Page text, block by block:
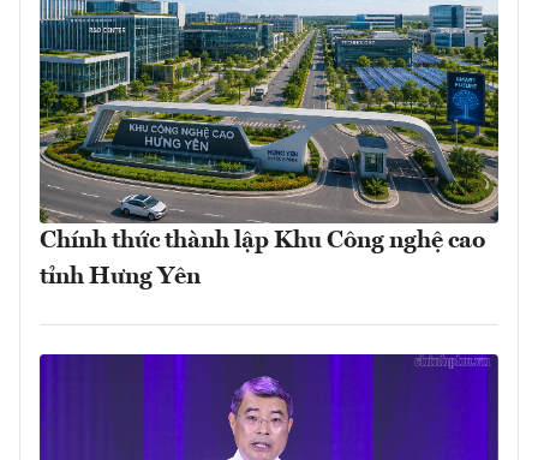
Chính thức thành lập Khu Công nghệ cao
tỉnh Hưng Yên